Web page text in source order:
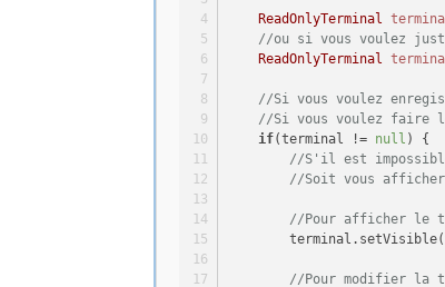
ReadOnlyTerminal
//ou si vous voulez
ReadOnlyTerminal
//Si vous voulez
//Si vous voulez faire
if(terminal != null ) {
//S'il est
//Soit vous
//Pour afficher le
        terminal.setVisible(
//Pour modifier la